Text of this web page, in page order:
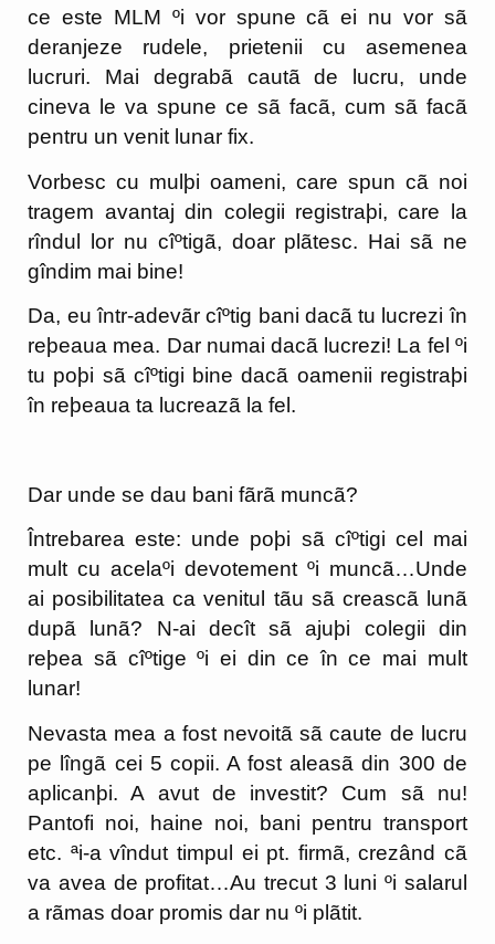
ce este MLM ºi vor spune cã ei nu vor sã
deranjeze rudele, prietenii cu asemenea
lucruri. Mai degrabã cautã de lucru, unde
cineva le va spune ce sã facã, cum sã facã
pentru un venit lunar fix.
Vorbesc cu mulþi oameni, care spun cã noi
tragem avantaj din colegii registraþi, care la
rîndul lor nu cîºtigã, doar plãtesc. Hai sã ne
gîndim mai bine!
Da, eu într-adevãr cîºtig bani dacã tu lucrezi în
reþeaua mea. Dar numai dacã lucrezi! La fel ºi
tu poþi sã cîºtigi bine dacã oamenii registraþi
în reþeaua ta lucreazã la fel.
Dar unde se dau bani fãrã muncã?
Întrebarea este: unde poþi sã cîºtigi cel mai
mult cu acelaºi devotement ºi muncã…Unde
ai posibilitatea ca venitul tãu sã creascã lunã
dupã lunã? N-ai decît sã ajuþi colegii din
reþea sã cîºtige ºi ei din ce în ce mai mult
lunar!
Nevasta mea a fost nevoitã sã caute de lucru
pe lîngã cei 5 copii. A fost aleasã din 300 de
aplicanþi. A avut de investit? Cum sã nu!
Pantofi noi, haine noi, bani pentru transport
etc. ªi-a vîndut timpul ei pt. firmã, crezând cã
va avea de profitat…Au trecut 3 luni ºi salarul
a rãmas doar promis dar nu ºi plãtit.